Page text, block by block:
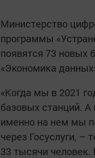
Министерство
программы
появятся 73 новых
«Экономика
«Когда мы в 2021
базовых станций. А
именно на нем мы
через Госуслуги, –
33 тысячи